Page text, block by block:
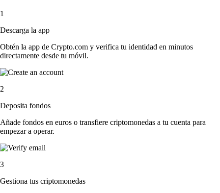
1
Descarga la app
Obtén la app de Crypto.com y verifica tu identidad en minutos
directamente desde tu móvil.
2
Deposita fondos
Añade fondos en euros o transfiere criptomonedas a tu cuenta para
empezar a operar.
3
Gestiona tus criptomonedas